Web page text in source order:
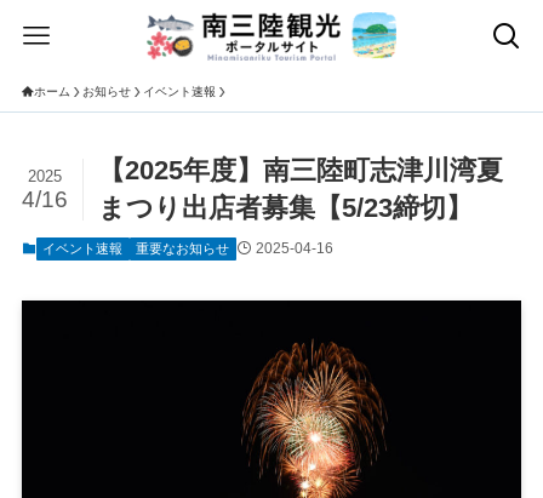
ホーム お知らせ イベント速報
【2025年度】南三陸町志津川湾夏
まつり出店者募集【5/23締切】
2025
4/16
イベント速報 重要なお知らせ 2025-04-16